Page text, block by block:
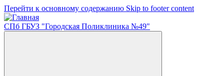
Перейти к основному содержанию Skip to footer content
СПб ГБУЗ "Городская Поликлиника №49"